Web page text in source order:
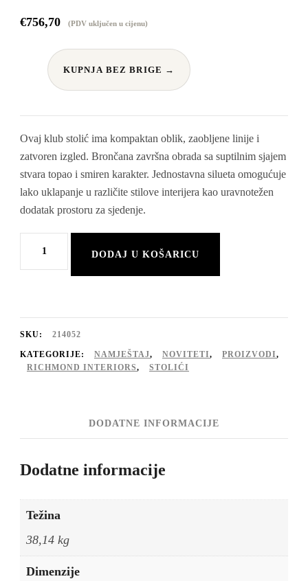
€756,70 (PDV uključen u cijenu)
KUPNJA BEZ BRIGE →
Ovaj klub stolić ima kompaktan oblik, zaobljene linije i
zatvoren izgled. Brončana završna obrada sa suptilnim sjajem
stvara topao i smiren karakter. Jednostavna silueta omogućuje
lako uklapanje u različite stilove interijera kao uravnotežen
dodatak prostoru za sjedenje.
stolić
količina
DODAJ U KOŠARICU
SKU: 214052
KATEGORIJE: NAMJEŠTAJ, NOVITETI, PROIZVODI,
RICHMOND INTERIORS, STOLIĆI
DODATNE INFORMACIJE
Dodatne informacije
Težina
38,14 kg
Dimenzije